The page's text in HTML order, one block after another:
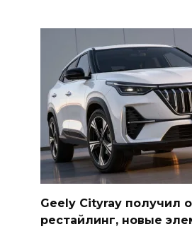
Geely Cityray получил
рестайлинг, новые